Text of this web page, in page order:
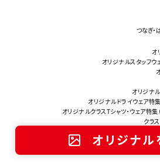
オリジナル
つなぎ・
オ
オリジナルスタッフウ
オリジナ
オリジナルドライウェア特
オリジナルクラスTシャツ・ウェア特
クラ
オ